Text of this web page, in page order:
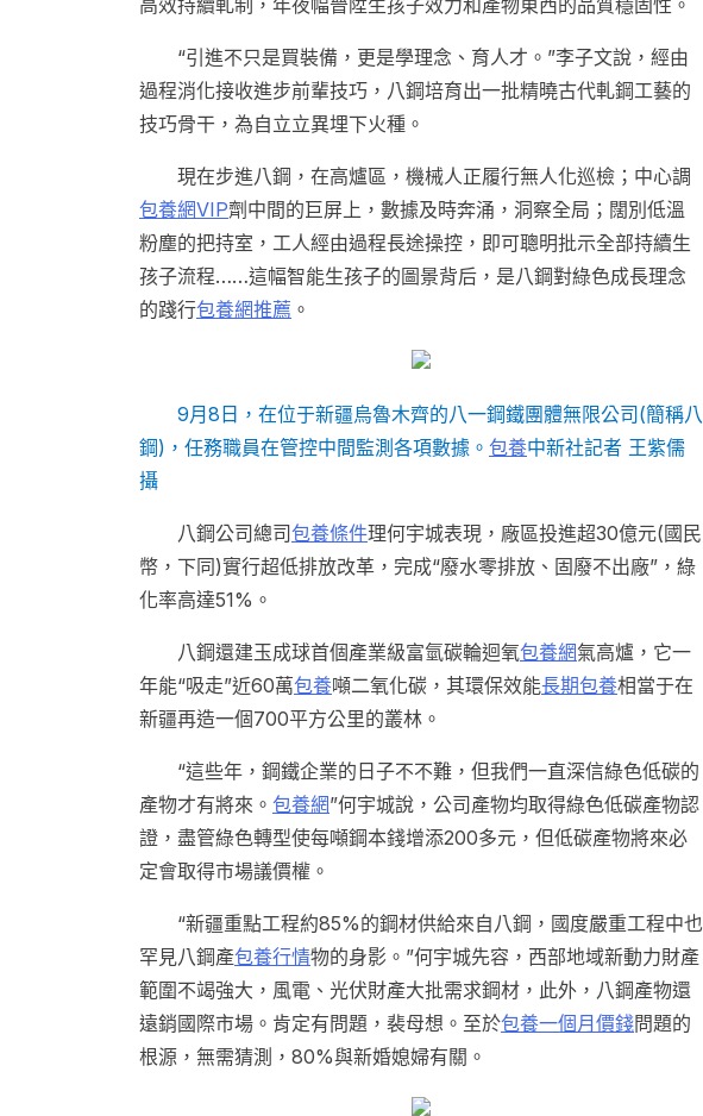
高效持續軋制，年夜幅晉陞生孩子效力和產物東西的品質穩固性。
“引進不只是買裝備，更是學理念、育人才。”李子文說，經由
過程消化接收進步前輩技巧，八鋼培育出一批精曉古代軋鋼工藝的
技巧骨干，為自立立異埋下火種。
現在步進八鋼，在高爐區，機械人正履行無人化巡檢；中心調
包養網VIP劑中間的巨屏上，數據及時奔涌，洞察全局；闊別低溫
粉塵的把持室，工人經由過程長途操控，即可聰明批示全部持續生
孩子流程……這幅智能生孩子的圖景背后，是八鋼對綠色成長理念
的踐行包養網推薦 。
9月8日，在位于新疆烏魯木齊的八一鋼鐵團體無限公司(簡稱八
鋼)，任務職員在管控中間監測各項數據。 包養中新社記者 王紫儒
攝
八鋼公司總司包養條件理何宇城表現，廠區投進超30億元(國民
幣，下同)實行超低排放改革，完成“廢水零排放、固廢不出廠”，綠
化率高達51%。
八鋼還建玉成球首個產業級富氫碳輪迴氧包養網氣高爐，它一
年能“吸走”近60萬包養噸二氧化碳，其環保效能長期包養相當于在
新疆再造一個700平方公里的叢林。
“這些年，鋼鐵企業的日子不不難，但我們一直深信綠色低碳的
產物才有將來。 包養網”何宇城說，公司產物均取得綠色低碳產物認
證，盡管綠色轉型使每噸鋼本錢增添200多元，但低碳產物將來必
定會取得市場議價權。
“新疆重點工程約85%的鋼材供給來自八鋼，國度嚴重工程中也
罕見八鋼產包養行情物的身影。”何宇城先容，西部地域新動力財產
範圍不竭強大，風電、光伏財產大批需求鋼材，此外，八鋼產物還
遠銷國際市場。肯定有問題，裴母想。至於包養一個月價錢問題的
根源，無需猜測，80%與新婚媳婦有關。